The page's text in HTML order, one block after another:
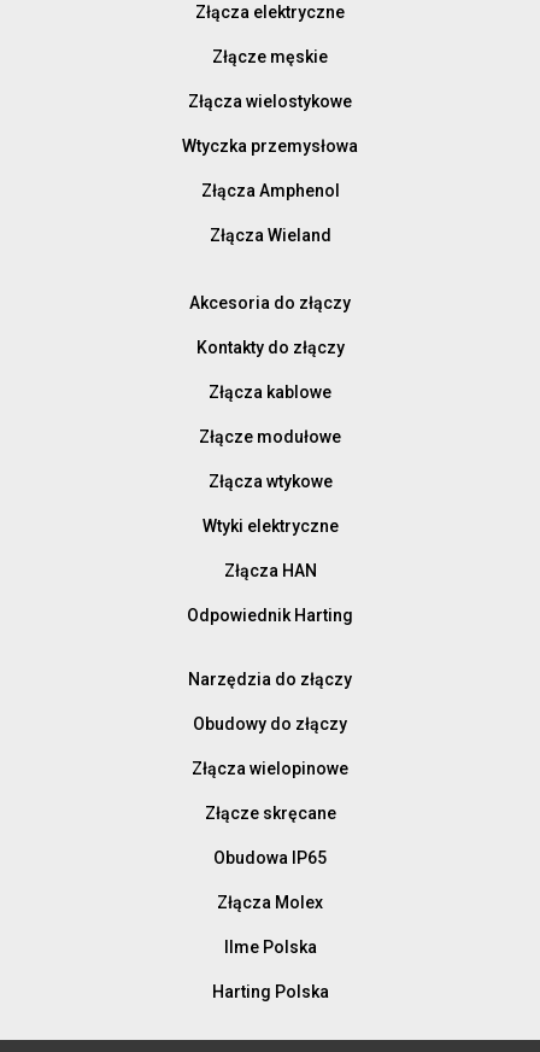
Złącza elektryczne
Złącze męskie
Złącza wielostykowe
Wtyczka przemysłowa
Złącza Amphenol
Złącza Wieland
Akcesoria do złączy
Kontakty do złączy
Złącza kablowe
Złącze modułowe
Złącza wtykowe
Wtyki elektryczne
Złącza HAN
Odpowiednik Harting
Narzędzia do złączy
Obudowy do złączy
Złącza wielopinowe
Złącze skręcane
Obudowa IP65
Złącza Molex
Ilme Polska
Harting Polska